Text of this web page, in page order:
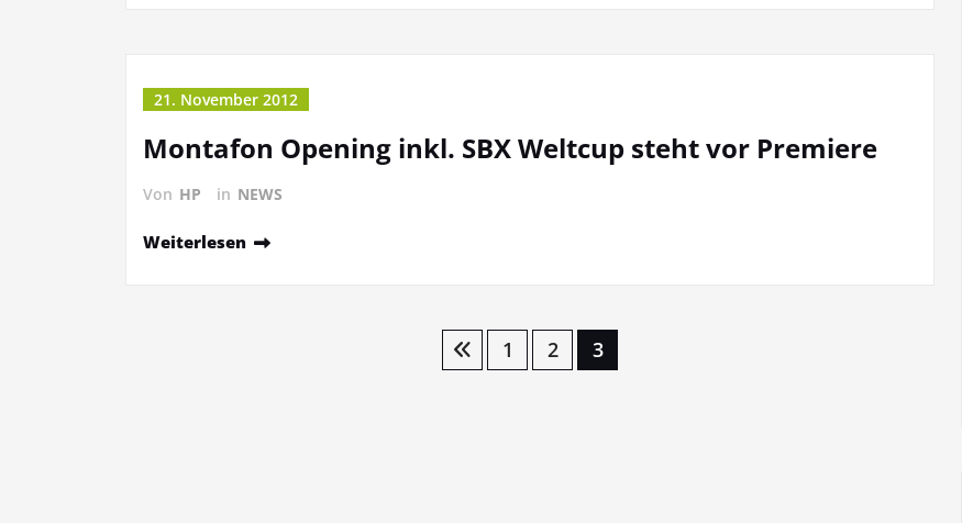
21. November 2012
Montafon Opening inkl. SBX Weltcup steht vor Premiere
Von HP in NEWS
Weiterlesen
Seitennummerierung
1 2 3